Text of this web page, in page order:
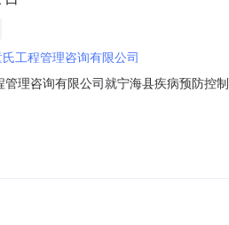
工程管理咨询有限公司
理咨询有限公司就宁海县疾病预防控
项目采用资格后审）（1）具有独立